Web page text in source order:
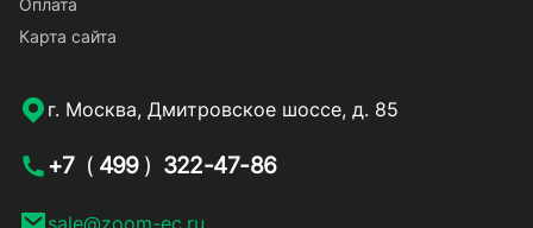
Оплата
Карта сайта
г. Москва, Дмитровское шоссе, д. 85
+7 ( 499 ) 322-47-86
sale@zoom-ec.ru